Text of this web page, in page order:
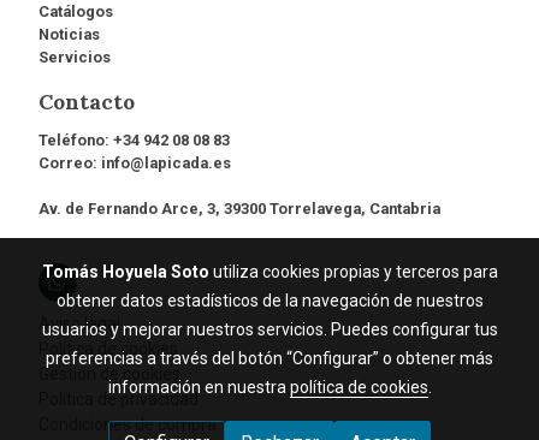
Catálogos
Noticias
Servicios
Contacto
Teléfono: +34 942 08 08 83
Correo: info@lapicada.es
Av. de Fernando Arce, 3, 39300 Torrelavega, Cantabria
Aviso legal
Política de cookies
Gestión de cookies
Política de privacidad
Condiciones de compra
Tomás Hoyuela Soto utiliza cookies propias y terceros para
obtener datos estadísticos de la navegación de nuestros
usuarios y mejorar nuestros servicios. Puedes configurar tus
preferencias a través del botón “Configurar” o obtener más
información en nuestra política de cookies